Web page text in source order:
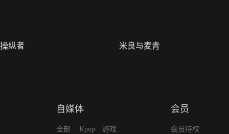
操纵者 米良与麦青
自媒体
全部
Kpop
游戏
会员
会员特权